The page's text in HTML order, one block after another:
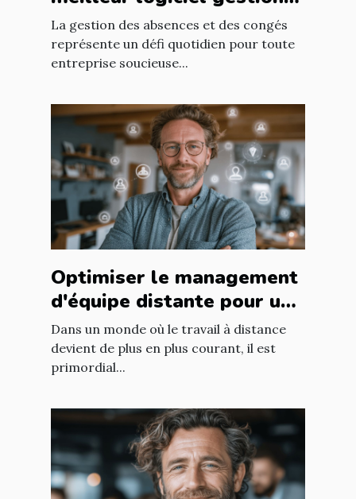
congés pour votre
entreprise ?
La gestion des absences et des congés
représente un défi quotidien pour toute
entreprise soucieuse...
Optimiser le management
d'équipe distante pour une
productivité accrue
Dans un monde où le travail à distance
devient de plus en plus courant, il est
primordial...